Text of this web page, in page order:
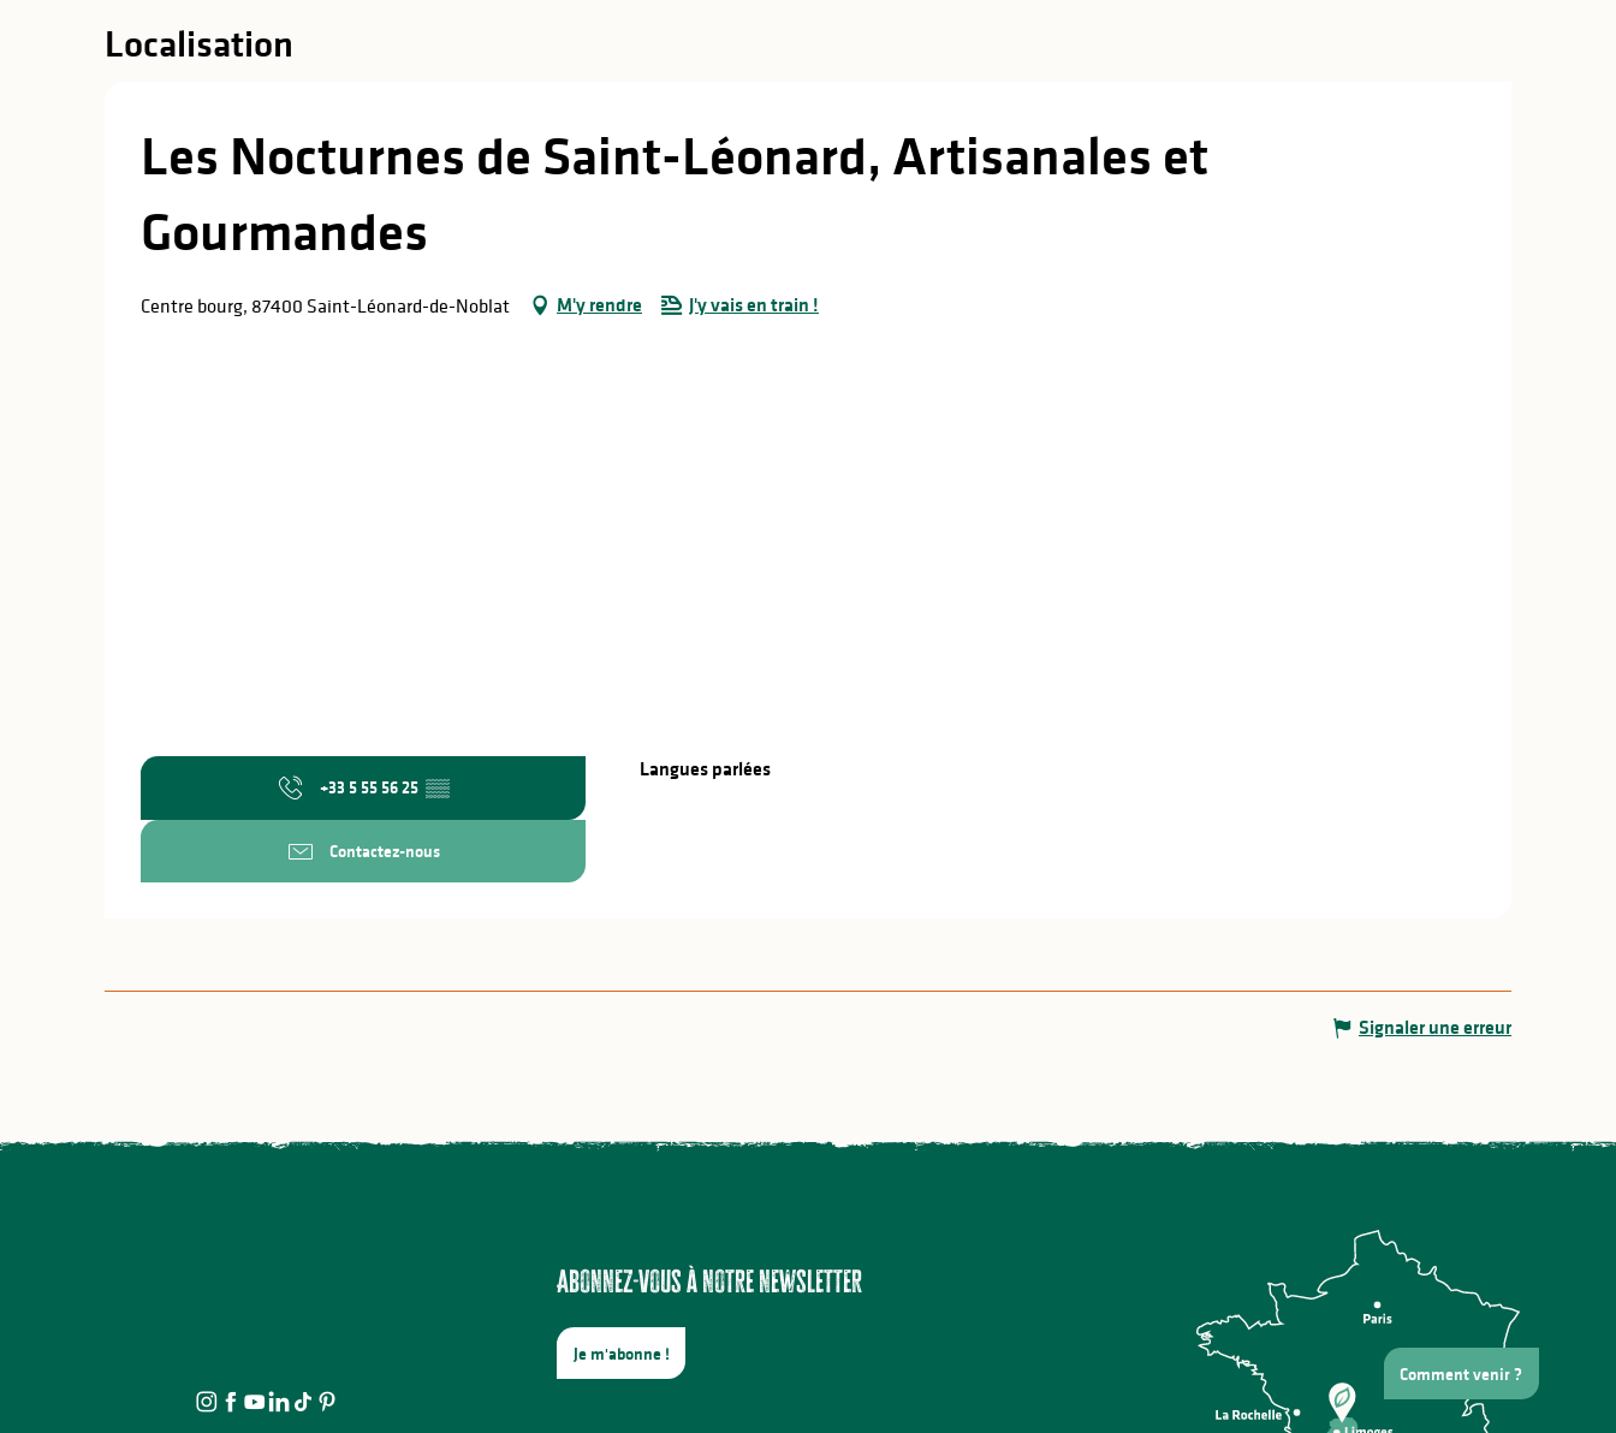
Localisation
Les Nocturnes de Saint-Léonard, Artisanales et
Gourmandes
Centre bourg, 87400 Saint-Léonard-de-Noblat M'y rendre J'y vais en train !
+33 5 55 56 25 ▒▒
Contactez-nous
Langues parlées
Langues parlées
Signaler une erreur
Abonnez-vous à notre newsletter
Je m'abonne !
Comment venir ?